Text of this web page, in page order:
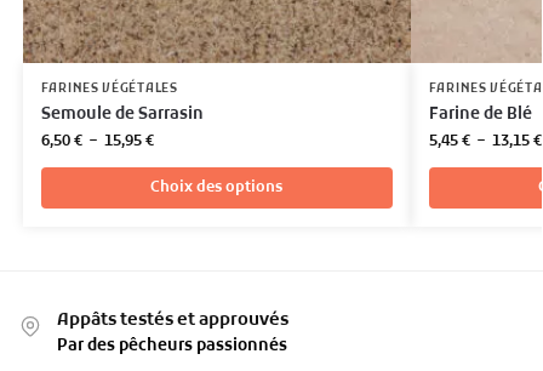
FARINES VÉGÉTALES
Semoule de Sarrasin
6,50€ – 15,95€
Choix des options
FARINES
Farine de Blé
5,45€ – 13,15€
Appâts testés et approuvés
Par des pêcheurs passionnés